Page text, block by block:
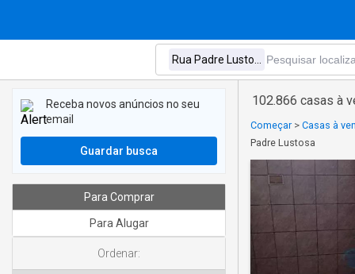
102.866 casas à
Começar > Casas à
Padre Lustosa
Receba novos anúncios no seu
email
Guardar busca
Para Comprar
Para Alugar
Ordenar: